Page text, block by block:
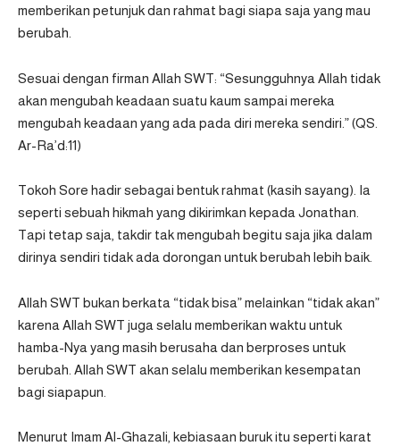
memberikan petunjuk dan rahmat bagi siapa saja yang mau
berubah.
Sesuai dengan firman Allah SWT: “Sesungguhnya Allah tidak
akan mengubah keadaan suatu kaum sampai mereka
mengubah keadaan yang ada pada diri mereka sendiri.” (QS.
Ar-Ra’d:11)
Tokoh Sore hadir sebagai bentuk rahmat (kasih sayang). Ia
seperti sebuah hikmah yang dikirimkan kepada Jonathan.
Tapi tetap saja, takdir tak mengubah begitu saja jika dalam
dirinya sendiri tidak ada dorongan untuk berubah lebih baik.
Allah SWT bukan berkata “tidak bisa” melainkan “tidak akan”
karena Allah SWT juga selalu memberikan waktu untuk
hamba-Nya yang masih berusaha dan berproses untuk
berubah. Allah SWT akan selalu memberikan kesempatan
bagi siapapun.
Menurut Imam Al-Ghazali, kebiasaan buruk itu seperti karat